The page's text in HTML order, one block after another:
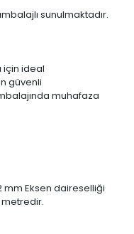
sunulmaktadır.
için ideal
güvenli
muhafaza
Eksen daireselliği
metredir.